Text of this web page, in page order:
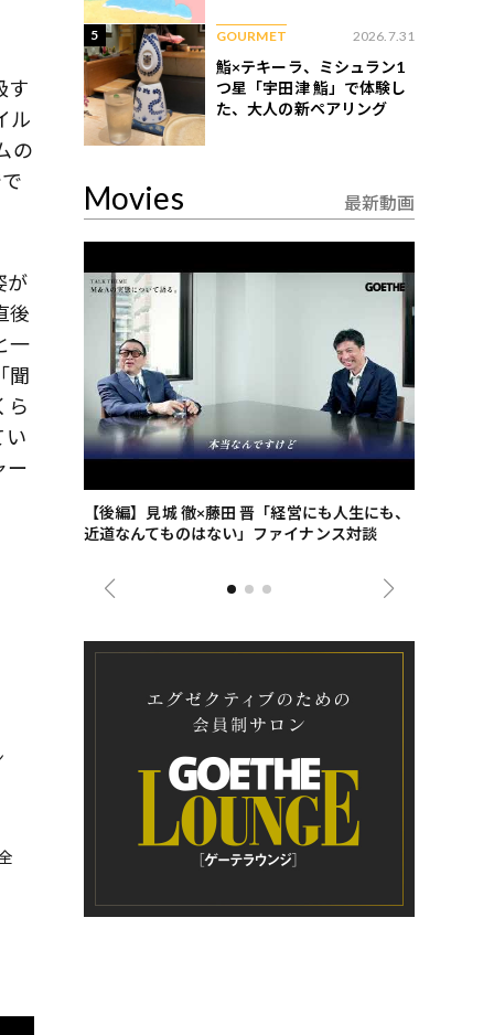
す
ル
の
が
後
一
聞
ら
い
ー
5 GOURMET 2026.7.31
鮨×テキーラ、ミシュラン1
つ星「宇田津 鮨」で体験し
た、大人の新ペアリング
Movies 最新動画
【後編】見城 徹×藤田 晋「経営にも人生にも、
近道なんてものはない」ファイナンス対談